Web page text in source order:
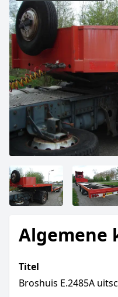
Algemene
Titel
Broshuis E.2485A